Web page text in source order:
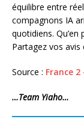
équilibre entre
compagnons IA
quotidiens.
Partagez vos
Source : France
…Team Yiaho…